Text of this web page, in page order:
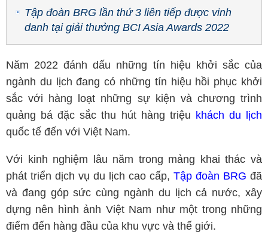
Tập đoàn BRG lần thứ 3 liên tiếp được vinh
danh tại giải thưởng BCI Asia Awards 2022
Năm 2022 đánh dấu những tín hiệu khởi sắc của
ngành du lịch đang có những tín hiệu hồi phục khởi
sắc với hàng loạt những sự kiện và chương trình
quảng bá đặc sắc thu hút hàng triệu khách du lịch
quốc tế đến với Việt Nam.
Với kinh nghiệm lâu năm trong mảng khai thác và
phát triển dịch vụ du lịch cao cấp, Tập đoàn BRG đã
và đang góp sức cùng ngành du lịch cả nước, xây
dựng nên hình ảnh Việt Nam như một trong những
điểm đến hàng đầu của khu vực và thế giới.